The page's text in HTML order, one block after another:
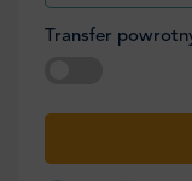
Transfer